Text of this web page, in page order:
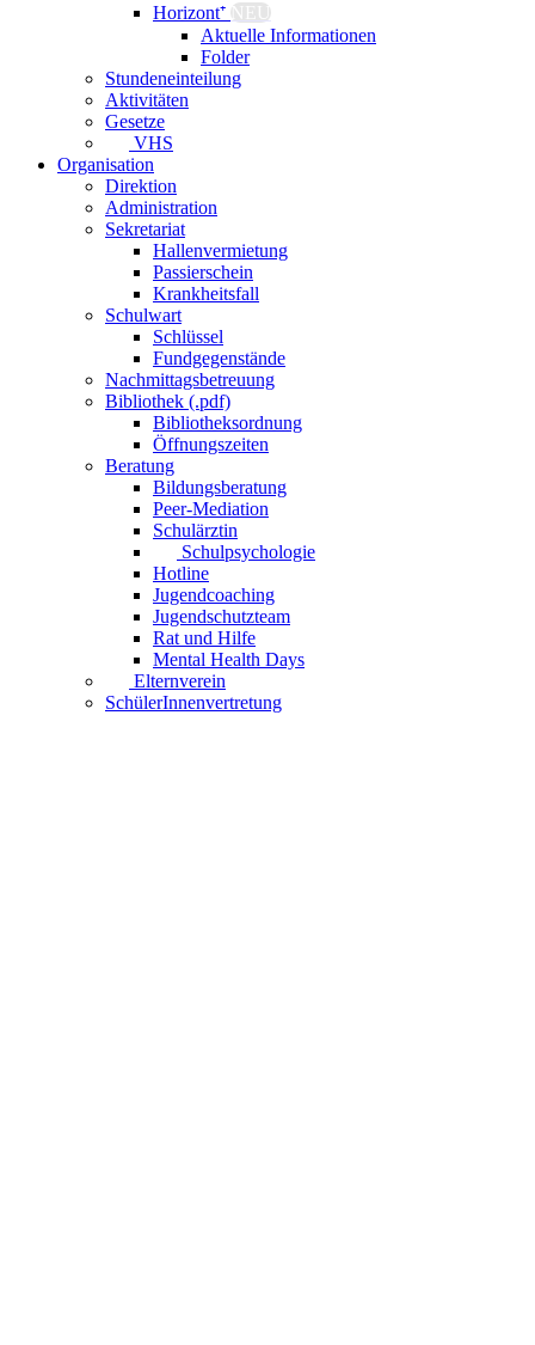
Horizont⁺ NEU
Aktuelle Informationen
Folder
Stundeneinteilung
Aktivitäten
Gesetze
VHS
Organisation
Direktion
Administration
Sekretariat
Hallenvermietung
Passierschein
Krankheitsfall
Schulwart
Schlüssel
Fundgegenstände
Nachmittagsbetreuung
Bibliothek (.pdf)
Bibliotheksordnung
Öffnungszeiten
Beratung
Bildungsberatung
Peer-Mediation
Schulärztin
Schulpsychologie
Hotline
Jugendcoaching
Jugendschutzteam
Rat und Hilfe
Mental Health Days
Elternverein
SchülerInnenvertretung